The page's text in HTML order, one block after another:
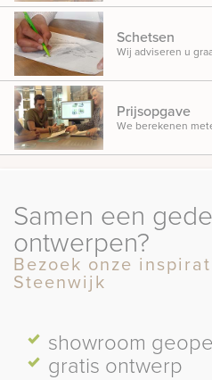
Schetsen
Prijsopgave
Samen een
ontwerpen?
Bezoek onze
Steenwijk
showroom
gratis ontwerp